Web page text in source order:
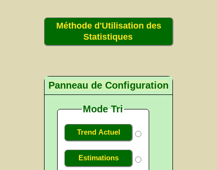
Méthode d'Utilisation des
Statistiques
Panneau de Configuration
Mode Tri
Trend Actuel
Estimations